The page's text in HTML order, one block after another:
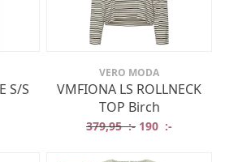
S/S
VERO MODA
VMFIONA LS ROLLNECK
TOP Birch
379,95:- Det
190 :-